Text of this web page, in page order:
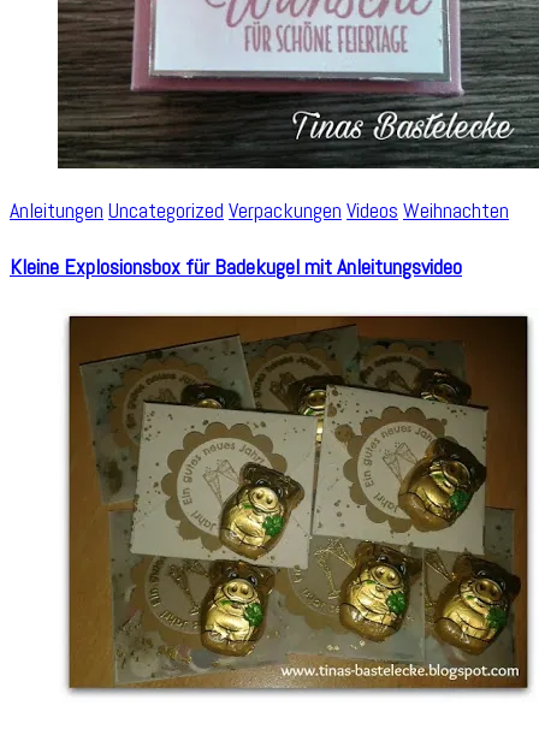
Anleitungen Uncategorized Verpackungen Videos Weihnachten
Kleine Explosionsbox für Badekugel mit Anleitungsvideo